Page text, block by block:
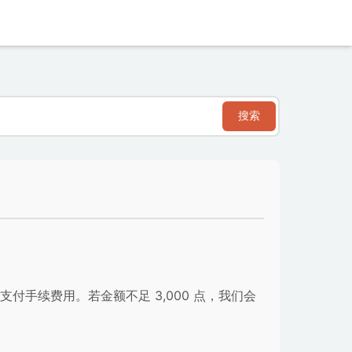
搜索
付手续费用。若金额不足 3,000 点，我们会